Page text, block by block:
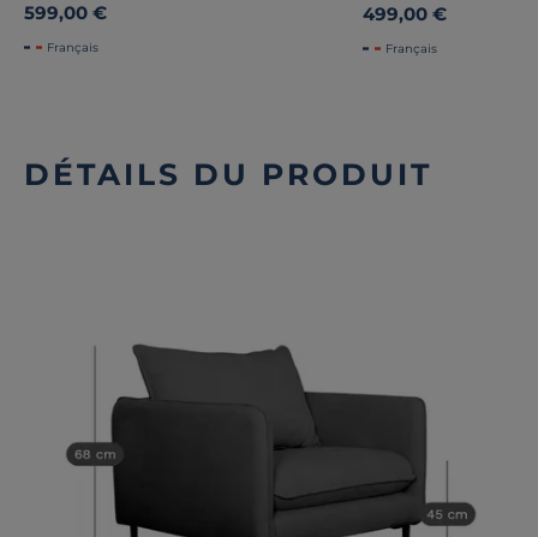
599,00 €
Français
499,00 €
Français
DÉTAILS DU PRODUIT